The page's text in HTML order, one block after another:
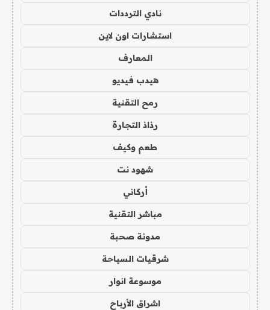
نادي الترددات
استشارات اون لاين
المعارف
هيدب فيديو
رمح التقنية
رذاذ التجارة
طعم وكيف
شهود نت
أركاني
مباشر التقنية
مدونة صحبة
شرقيات السياحة
موسوعة انوار
اشراق الأرباح